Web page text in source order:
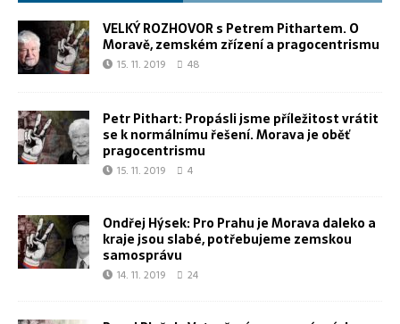
VELKÝ ROZHOVOR s Petrem Pithartem. O
Moravě, zemském zřízení a pragocentrismu
15. 11. 2019 48
Petr Pithart: Propásli jsme příležitost vrátit
se k normálnímu řešení. Morava je oběť
pragocentrismu
15. 11. 2019 4
Ondřej Hýsek: Pro Prahu je Morava daleko a
kraje jsou slabé, potřebujeme zemskou
samosprávu
14. 11. 2019 24